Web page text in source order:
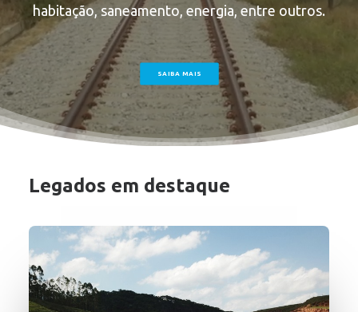
habitação, saneamento, energia, entre outros.
SAIBA MAIS
Legados em destaque